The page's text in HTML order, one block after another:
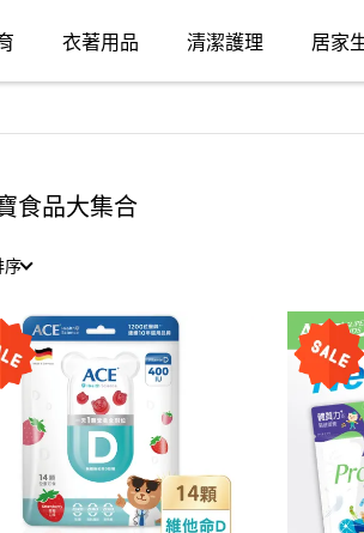
衣著用品 清潔護理 居家
食品大集合
序